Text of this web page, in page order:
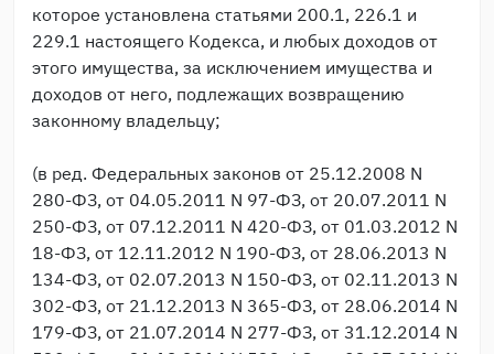
которое установлена статьями 200.1, 226.1 и
229.1 настоящего Кодекса, и любых доходов от
этого имущества, за исключением имущества и
доходов от него, подлежащих возвращению
законному владельцу;
(в ред. Федеральных законов от 25.12.2008 N
280-ФЗ, от 04.05.2011 N 97-ФЗ, от 20.07.2011 N
250-ФЗ, от 07.12.2011 N 420-ФЗ, от 01.03.2012 N
18-ФЗ, от 12.11.2012 N 190-ФЗ, от 28.06.2013 N
134-ФЗ, от 02.07.2013 N 150-ФЗ, от 02.11.2013 N
302-ФЗ, от 21.12.2013 N 365-ФЗ, от 28.06.2014 N
179-ФЗ, от 21.07.2014 N 277-ФЗ, от 31.12.2014 N